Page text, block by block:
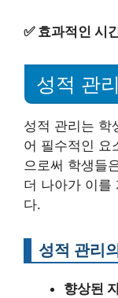
✅ 효과적인 시
성적 관
성적 관리는 학
어 필수적인 요
으로써 학생들
더 나아가 이를
다.
성적 관리
향상된